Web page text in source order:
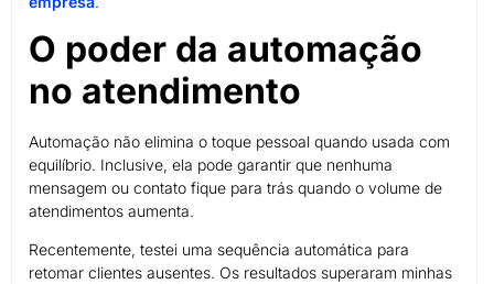
O poder da automação
no atendimento
Automação não elimina o toque pessoal quando usada com
equilíbrio. Inclusive, ela pode garantir que nenhuma
mensagem ou contato fique para trás quando o volume de
atendimentos aumenta.
Recentemente, testei uma sequência automática para
retomar clientes ausentes. Os resultados superaram minhas